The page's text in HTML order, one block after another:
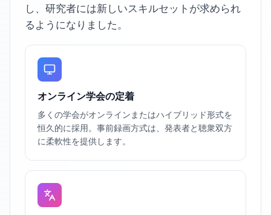
し、研究者には新しいスキルセットが求められ
るようになりました。
オンライン学会の定着
多くの学会がオンラインまたはハイブリッド形式を
恒久的に採用。事前録画方式は、発表者と聴衆双方
に柔軟性を提供します。